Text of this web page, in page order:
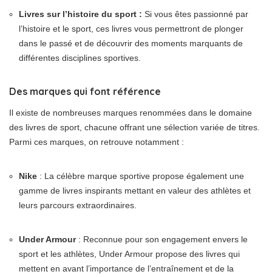
Livres sur l’histoire du sport : Si vous êtes passionné par
l’histoire et le sport, ces livres vous permettront de plonger
dans le passé et de découvrir des moments marquants de
différentes disciplines sportives.
Des marques qui font référence
Il existe de nombreuses marques renommées dans le domaine
des livres de sport, chacune offrant une sélection variée de titres.
Parmi ces marques, on retrouve notamment :
Nike : La célèbre marque sportive propose également une
gamme de livres inspirants mettant en valeur des athlètes et
leurs parcours extraordinaires.
Under Armour: Reconnue pour son engagement envers le
sport et les athlètes, Under Armour propose des livres qui
mettent en avant l’importance de l’entraînement et de la